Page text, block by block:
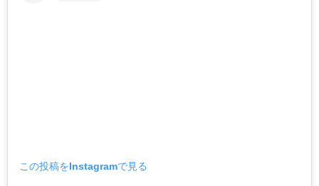
この投稿をInstagramで見る